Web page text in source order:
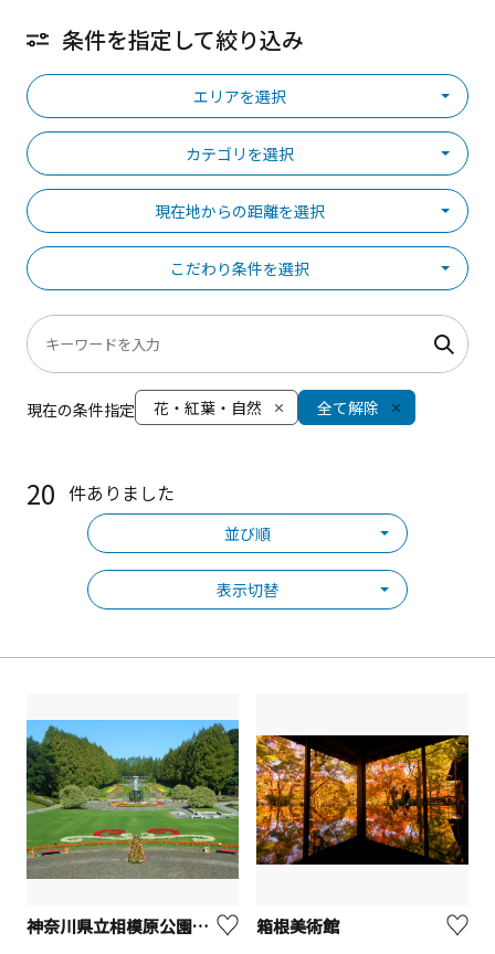
条件を指定して絞り込み
エリアを選択
カテゴリを選択
現在地からの距離を選択
こだわり条件を選択
現在の条件指定 花・紅葉・自然 全て解除
20 件ありました
並び順
表示切替
神奈川県立相模原公園【相模原市】 箱根美術館